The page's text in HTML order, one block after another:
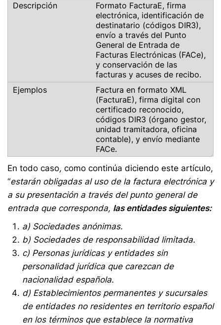
Formato FacturaE, firma
electrónica, identificación de
destinatario (códigos DIR3),
envío a través del Punto
General de Entrada de
Facturas Electrónicas (FACe),
y conservación de las
facturas y acuses de recibo.
Factura en formato XML
(FacturaE), firma digital con
certificado reconocido,
códigos DIR3 (órgano gestor,
unidad tramitadora, oficina
contable), y envío mediante
FACe.
En todo caso, como continúa diciendo este artículo,
“estarán obligadas al uso de la factura electrónica y
a su presentación a través del punto general de
entrada que corresponda, las entidades siguientes:
a) Sociedades anónimas.
b) Sociedades de responsabilidad limitada.
c) Personas jurídicas y entidades sin
personalidad jurídica que carezcan de
nacionalidad española.
d) Establecimientos permanentes y sucursales
de entidades no residentes en territorio español
en los términos que establece la normativa